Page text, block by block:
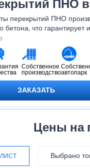
ПНО в
перекрытий ПНО
бетона, что гарантирует
широкий
удовлетворить
и эффективное
то наши бетонные
к нам сегодня,
Собственное
производствоавтопарк
ЗАКАЗАТЬ
Цены на
Выбрано